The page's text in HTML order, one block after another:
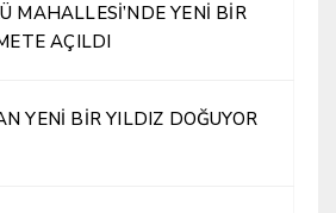
MAHALLESİ’NDE YENİ BİR
AÇILDI
YENİ BİR YILDIZ DOĞUYOR